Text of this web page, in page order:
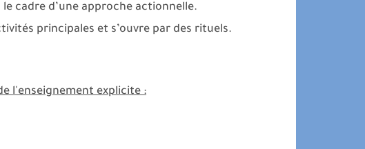
cadre d’une approche actionnelle.
principales et s’ouvre par des rituels.
l'enseignement explicite :